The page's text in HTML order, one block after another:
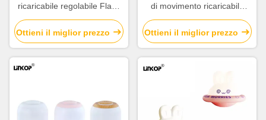
ricaricabile regolabile Flash
Slide Silicone 3000K Rgb
Ottieni il miglior prezzo
di movimento ricaricabile
IP33 3000K con temperatura
colore dimmerabile
Ottieni il miglior prezzo